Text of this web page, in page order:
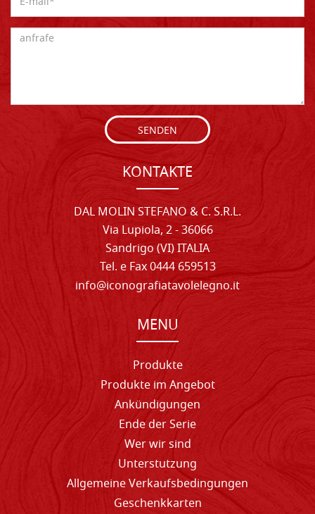
SENDEN
KONTAKTE
DAL MOLIN STEFANO & C. S.R.L.
Via Lupiola, 2 - 36066
Sandrigo (VI) ITALIA
Tel. e Fax 0444 659513
info@iconografiatavolelegno.it
MENU
Produkte
Produkte im Angebot
Ankündigungen
Ende der Serie
Wer wir sind
Unterstutzung
Allgemeine Verkaufsbedingungen
Geschenkkarten